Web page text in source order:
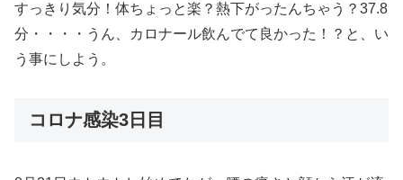
すっきり気分！体ちょっと楽？熱下がったんちゃう？37.8
分・・・・うん、カロナール飲んでて良かった！？と、い
う事にしよう。
コロナ感染3日目